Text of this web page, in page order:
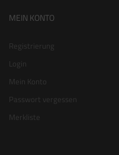
MEIN KONTO
Registrierung
Login
Mein Konto
Passwort vergessen
Merkliste